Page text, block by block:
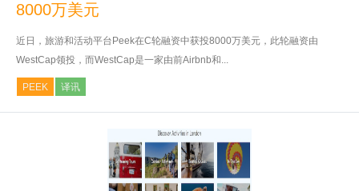
8000万美元
近日，旅游和活动平台Peek在C轮融资中获投8000万美元，此轮融资由
WestCap领投，而WestCap是一家由前Airbnb和...
PEEK 译讯